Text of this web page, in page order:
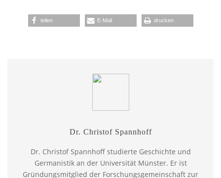
teilen E-Mail drucken
Dr. Christof Spannhoff
Dr. Christof Spannhoff studierte Geschichte und
Germanistik an der Universität Münster. Er ist
Gründungsmitglied der Forschungsgemeinschaft zur